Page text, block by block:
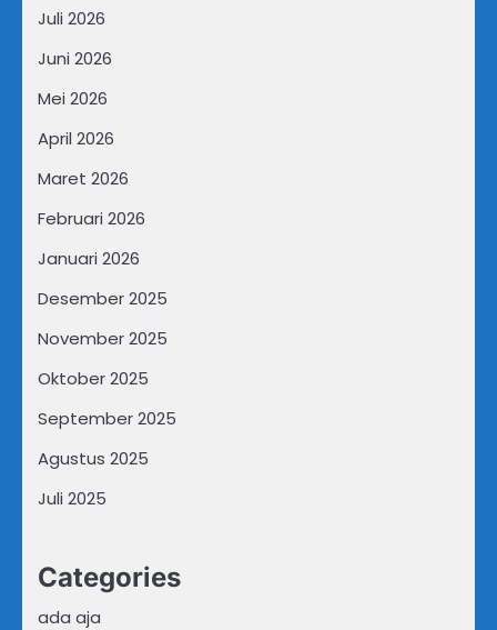
Juli 2026
Juni 2026
Mei 2026
April 2026
Maret 2026
Februari 2026
Januari 2026
Desember 2025
November 2025
Oktober 2025
September 2025
Agustus 2025
Juli 2025
Categories
ada aja